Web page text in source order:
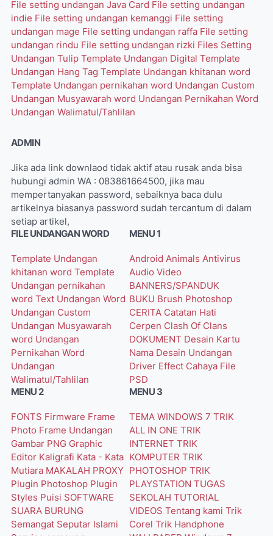
File setting undangan Java Card File setting undangan
indie File setting undangan kemanggi File setting
undangan mage File setting undangan raffa File setting
undangan rindu File setting undangan rizki Files Setting
Undangan Tulip Template Undangan Digital Template
Undangan Hang Tag Template Undangan khitanan word
Template Undangan pernikahan word Undangan Custom
Undangan Musyawarah word Undangan Pernikahan Word
Undangan Walimatul/Tahlilan
ADMIN
Jika ada link downlaod tidak aktif atau rusak anda bisa
hubungi admin WA : 083861664500, jika mau
mempertanyakan password, sebaiknya baca dulu
artikelnya biasanya password sudah tercantum di dalam
setiap artikel,
FILE UNDANGAN WORD
Template Undangan
khitanan word Template
Undangan pernikahan
word Text Undangan Word
Undangan Custom
Undangan Musyawarah
word Undangan
Pernikahan Word
Undangan
Walimatul/Tahlilan
MENU 1
Android Animals Antivirus
Audio Video
BANNERS/SPANDUK
BUKU Brush Photoshop
CERITA Catatan Hati
Cerpen Clash Of Clans
DOKUMENT Desain Kartu
Nama Desain Undangan
Driver Effect Cahaya File
PSD
MENU 2
FONTS Firmware Frame
Photo Frame Undangan
Gambar PNG Graphic
Editor Kaligrafi Kata - Kata
Mutiara MAKALAH PROXY
Plugin Photoshop Plugin
Styles Puisi SOFTWARE
SUARA BURUNG
Semangat Seputar Islami
MENU 3
TEMA WINDOWS 7 TRIK
ALL IN ONE TRIK
INTERNET TRIK
KOMPUTER TRIK
PHOTOSHOP TRIK
PLAYSTATION TUGAS
SEKOLAH TUTORIAL
VIDEOS Tentang kami Trik
Corel Trik Handphone